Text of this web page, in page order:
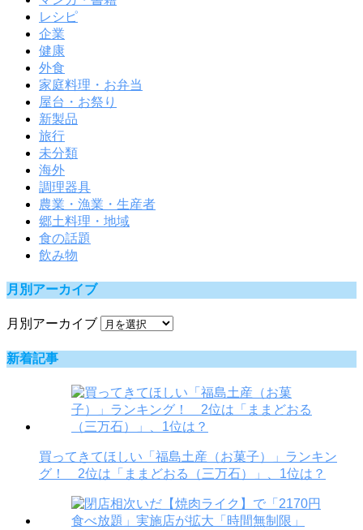
レシピ
企業
健康
外食
家庭料理・お弁当
屋台・お祭り
新製品
旅行
未分類
海外
調理器具
農業・漁業・生産者
郷土料理・地域
食の話題
飲み物
月別アーカイブ
月別アーカイブ
新着記事
買ってきてほしい「福島土産（お菓子）」ランキン
グ！ 2位は「ままどおる（三万石）」、1位は？